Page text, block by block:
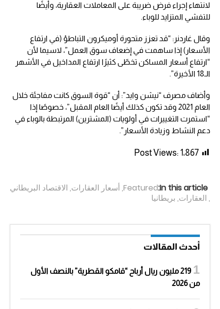
لانتهاء إجراء فرض ضريبة على المعاملات العقارية، وأيضًا
للتفشي المتزايد للوباء.
وقال غاردنر: “قد تعزز متحورة أوميكرون التباطؤ (في ارتفاع
الأسعار) إذا ساهمت في إضعاف سوق العمل”، لاسيما لأن
“ارتفاع أسعار المساكن تخطّى كثيرًا ارتفاع المداخيل في الأشهر
الـ18 الأخيرة”.
وأضاف مصرف “نيشن وايد”: أن “قوة السوق كانت مفاجئة خلال
العام 2021 وقد تكون كذلك أيضًا العام المقبل”، خصوصًا إذا
“استمرت التغييرات في أولويات (المشترين) المرتبطة بالوباء في
دعم النشاط وزيادة الأسعار”.
Post Views: 1٬867
In this article:
Featured
,أسعار العقارات, الاقتصاد البريطاني
, العقارات, بريطانيا
أحدث المقالات
219 مليون ريال أرباح “قامكو القطرية” بالنصف الأول
من 2026